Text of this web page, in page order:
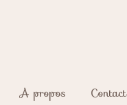
A propos Contact